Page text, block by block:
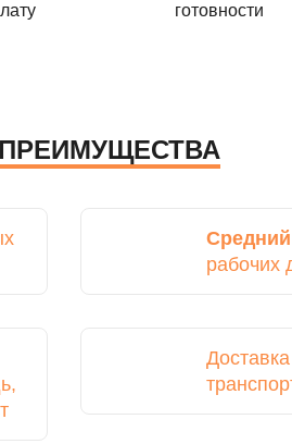
готовности
Средний
рабочих